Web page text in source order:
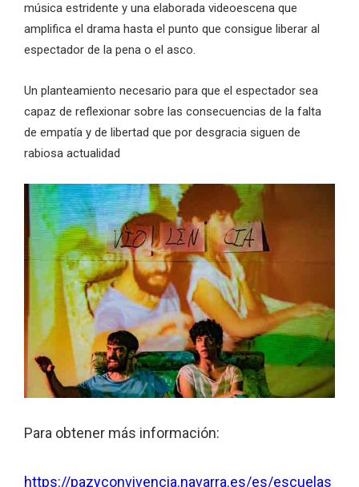
música estridente y una elaborada videoescena que
amplifica el drama hasta el punto que consigue liberar al
espectador de la pena o el asco.
Un planteamiento necesario para que el espectador sea
capaz de reflexionar sobre las consecuencias de la falta
de empatía y de libertad que por desgracia siguen de
rabiosa actualidad
Para obtener más información:
https://pazyconvivencia.navarra.es/es/escuelas